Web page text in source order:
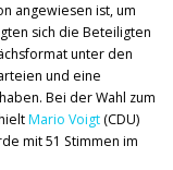
angewiesen ist, um
sich die Beteiligten
unter den
und eine
Bei der Wahl zum
Mario Voigt (CDU)
mit 51 Stimmen im